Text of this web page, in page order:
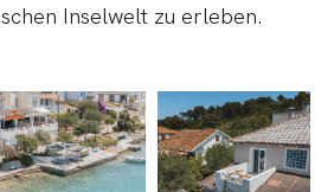
Inselwelt zu erleben.